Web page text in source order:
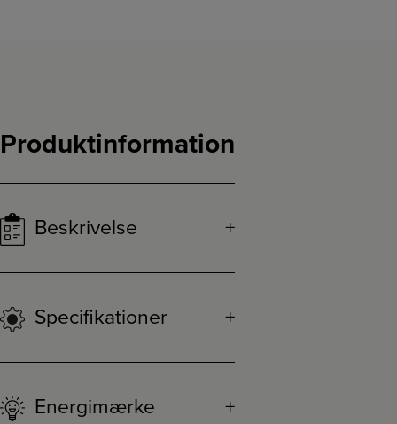
Produktinformation
Beskrivelse
Specifikationer
Energimærke